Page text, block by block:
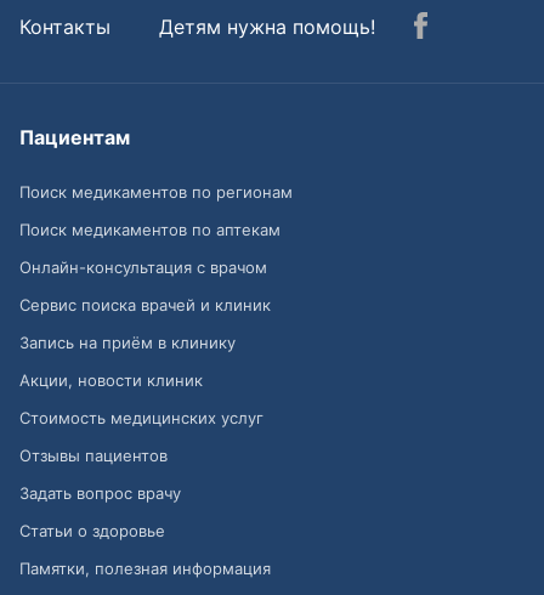
Контакты
Детям нужна помощь!
Пациентам
Поиск медикаментов по регионам
Поиск медикаментов по аптекам
Онлайн-консультация с врачом
Сервис поиска врачей и клиник
Запись на приём в клинику
Акции, новости клиник
Стоимость медицинских услуг
Отзывы пациентов
Задать вопрос врачу
Статьи о здоровье
Памятки, полезная информация